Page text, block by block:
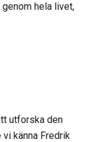
hela livet,
utforska den
känna Fredrik